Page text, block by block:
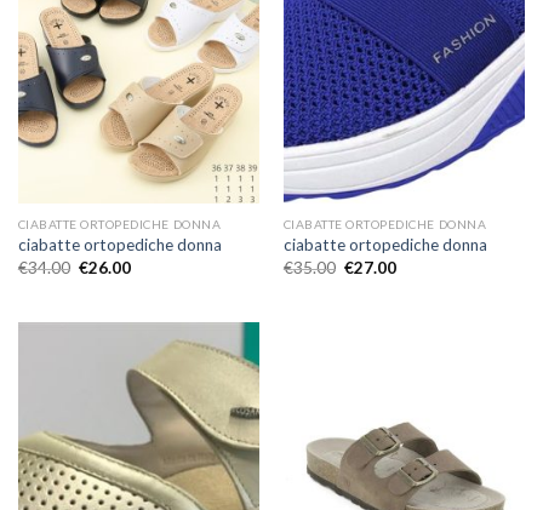
CIABATTE ORTOPEDICHE DONNA
ciabatte ortopediche donna
€34.00 €26.00
CIABATTE ORTOPEDICHE DONNA
ciabatte ortopediche donna
€35.00 €27.00